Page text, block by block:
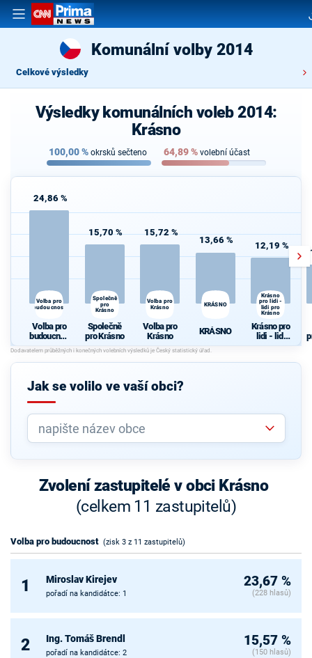
Komunální volby 2014
Celkové výsledky
Výsledky komunálních voleb 2014:
Krásno
100,00% okrsků sečteno 64,89% volební účast
24,86 %
Volba pro
budoucnost
Volba pro
budoucnos
t
15,70 %
Společně
pro
Krásno
Společně
pro Krásno
15,72 %
Volba pro
Krásno
Volba pro
Krásno
13,66 %
KRÁSNO
KRÁSNO
12,19 %
Krásno
pro lidi -
lidi pro
Krásno
Krásno pro
lidi - lidi
pro Krásno
Jak se volilo ve vaší obci?
Zvolení zastupitelé v obci Krásno
(celkem 11 zastupitelů)
Volba pro budoucnost (zisk 3 z 11 zastupitelů)
1 Miroslav Kirejev
pořadí na kandidátce: 1
23,67 %
(228 hlasů)
2 Ing. Tomáš Brendl
pořadí na kandidátce: 2
15,57 %
(150 hlasů)